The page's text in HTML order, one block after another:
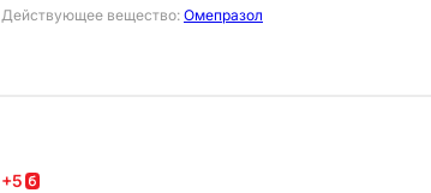
Действующее вещество: Омепразол
+5